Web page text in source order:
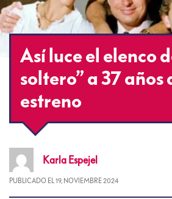
Así luce el elenco
soltero” a 37 años
estreno
Karla Espejel
PUBLICADO EL 19, NOVIEMBRE 2024